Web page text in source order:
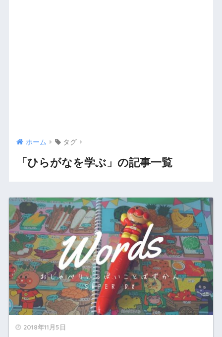
ホーム タグ
「ひらがなを学ぶ」の記事一覧
2018年11月5日